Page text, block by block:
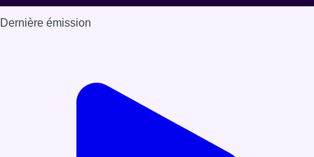
Dernière émission